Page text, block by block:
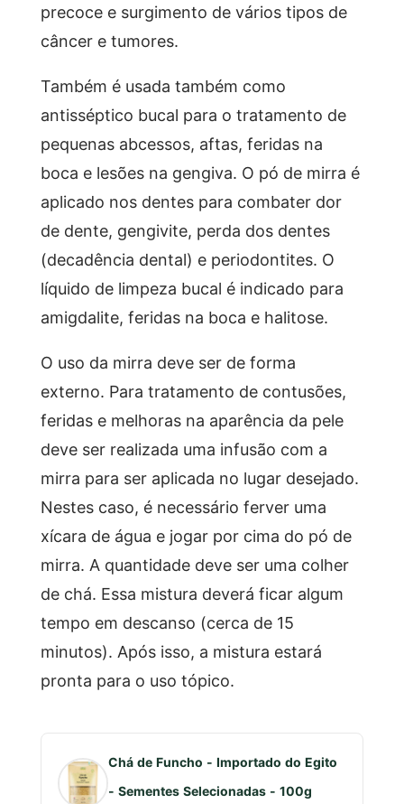
precoce e surgimento de vários tipos de
câncer e tumores.
Também é usada também como
antisséptico bucal para o tratamento de
pequenas abcessos, aftas, feridas na
boca e lesões na gengiva. O pó de mirra é
aplicado nos dentes para combater dor
de dente, gengivite, perda dos dentes
(decadência dental) e periodontites. O
líquido de limpeza bucal é indicado para
amigdalite, feridas na boca e halitose.
O uso da mirra deve ser de forma
externo. Para tratamento de contusões,
feridas e melhoras na aparência da pele
deve ser realizada uma infusão com a
mirra para ser aplicada no lugar desejado.
Nestes caso, é necessário ferver uma
xícara de água e jogar por cima do pó de
mirra. A quantidade deve ser uma colher
de chá. Essa mistura deverá ficar algum
tempo em descanso (cerca de 15
minutos). Após isso, a mistura estará
pronta para o uso tópico.
Chá de Funcho - Importado do Egito
- Sementes Selecionadas - 100g